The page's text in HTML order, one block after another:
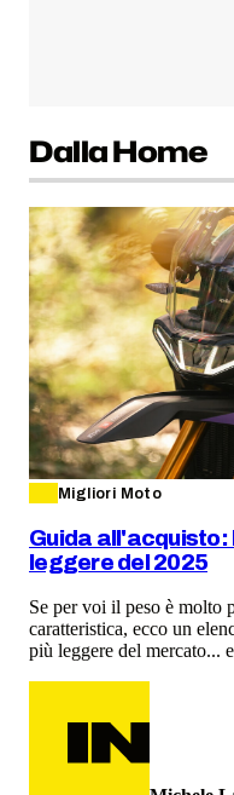
Dalla Home
Migliori Moto
Guida all'acquisto:
leggere del 2025
Se per voi il peso è molto
caratteristica, ecco un
più leggere del mercato...